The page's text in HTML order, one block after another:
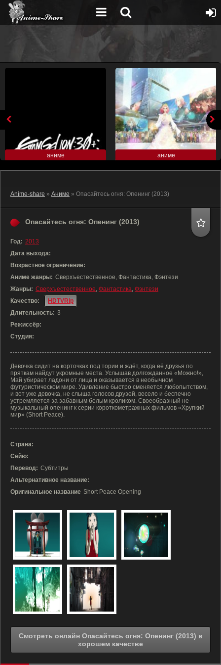
аниме аниме
Anime-share » Аниме » Опасайтесь огня: Опенинг (2013)
Опасайтесь огня: Опенинг (2013)
Год: 2013
Дата выхода:
Возрастное ограничение:
Аниме жанры: Сверхъестественное, Фантастика, Фэнтези
Жанры: Сверхъестественное, Фантастика, Фэнтези
Качество:
HDTVRip
Длительность: 3
Режиссёр:
Студия:
Девочка сидит на корточках под тории и ждёт, когда её друзья по
пряткам найдут укромные места. Услышав долгожданное «Можно!»,
Май убирает ладони от лица и оказывается в необычном
футуристическом мире. Удивление быстро сменяется любопытством,
и вот уже девочка, не слыша голосов друзей, весело и беспечно
устремляется за забавным белым кроликом. Своеобразный не
музыкальный опенинг к серии короткометражных фильмов «Хрупкий
мир» (Short Peace).
Страна:
Сейю:
Перевод: Субтитры
Альтернативное название:
Оригинальное название Short Peace Opening
Смотреть онлайн Опасайтесь огня: Опенинг (2013) в
хорошем качестве